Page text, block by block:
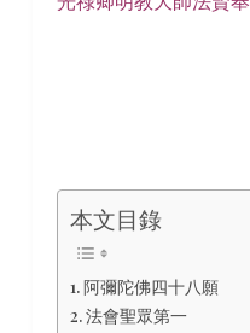
本文目錄
阿彌陀佛四十八願
法會聖眾第一